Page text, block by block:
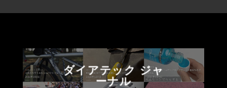
ダイアテック ジャ
ーナル